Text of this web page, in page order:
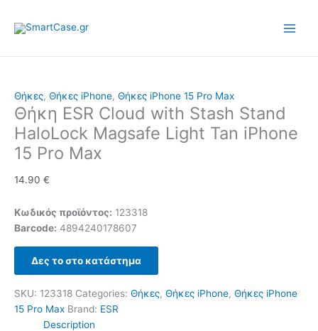
Θήκες, Θήκες iPhone, Θήκες iPhone 15 Pro Max
Θήκη ESR Cloud with Stash Stand
HaloLock Magsafe Light Tan iPhone
15 Pro Max
14.90 €
Κωδικός προϊόντος: 123318
Barcode: 4894240178607
Δες το στο κατάστημα
SKU: 123318 Categories: Θήκες, Θήκες iPhone, Θήκες iPhone
15 Pro Max Brand: ESR
Description